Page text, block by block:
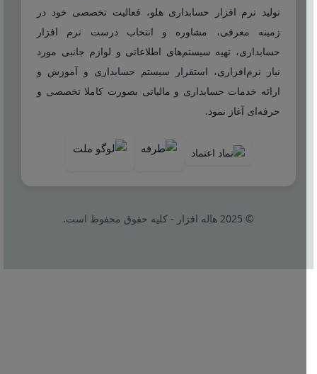
تولید نرم افزار حسابداری هلو، فعالیت تخصصی خود در
زمینه معرفی، مشاوره و انتخاب درست نرم افزار
حسابداری، تهیه سیستم‌های اطلاعاتی و لوازم جانبی مورد
نیاز نرم‌افزاری، استقرار سیستم حسابداری و آموزش و
ارائه خدمات حسابداری و مالیاتی بصورت کاملا تخصصی و
حرفه‌ای آغاز نمود.
© 2025 هاله افزار - کلیه حقوق محفوظ است.